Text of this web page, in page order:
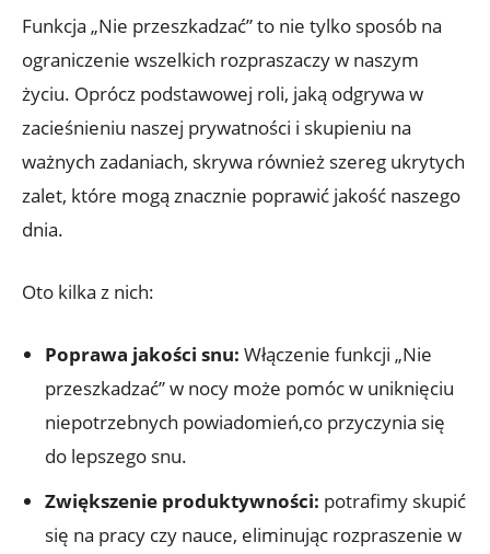
Funkcja ‍„Nie przeszkadzać” to ⁤nie tylko sposób na
⁢ograniczenie wszelkich rozpraszaczy w naszym
życiu. Oprócz podstawowej roli, jaką ​odgrywa w
zacieśnieniu naszej​ prywatności i skupieniu na
ważnych ​zadaniach, skrywa również szereg ukrytych
zalet, które mogą znacznie poprawić jakość⁤ naszego​
dnia.
Oto ​kilka z nich:
Poprawa jakości snu: Włączenie funkcji „Nie
przeszkadzać” w‍ nocy ⁣może⁣ pomóc w uniknięciu​
niepotrzebnych powiadomień,co przyczynia się
⁣do lepszego snu.
Zwiększenie produktywności: potrafimy⁣ skupić
się na⁣ pracy czy nauce, eliminując rozpraszenie​ w